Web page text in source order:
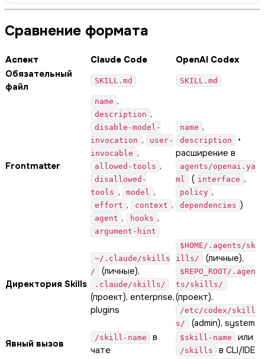
Сравнение формата
Аспект Claude Code
OpenAI Codex
Обязательный
файл
SKILL.md SKILL.md
Frontmatter
name ,
description ,
disable-model-
invocation ,
user-
invocable ,
allowed-tools ,
disallowed-
tools , model ,
effort , context ,
agent , hooks ,
argument-hint
name ,
description
•
расширение в
agents/openai.ya
ml
( interface ,
policy ,
dependencies )
Директория Skills
~/.claude/skills
/
(личные),
.claude/skills/
(проект), enterprise,
plugins
$HOME/.agents/sk
ills/
(личные),
$REPO_ROOT/.agen
ts/skills/
(проект),
/etc/codex/skill
s/
(admin), system
Явный вызов
/skill-name
в
чате
$skill-name или
/skills в CLI/IDE